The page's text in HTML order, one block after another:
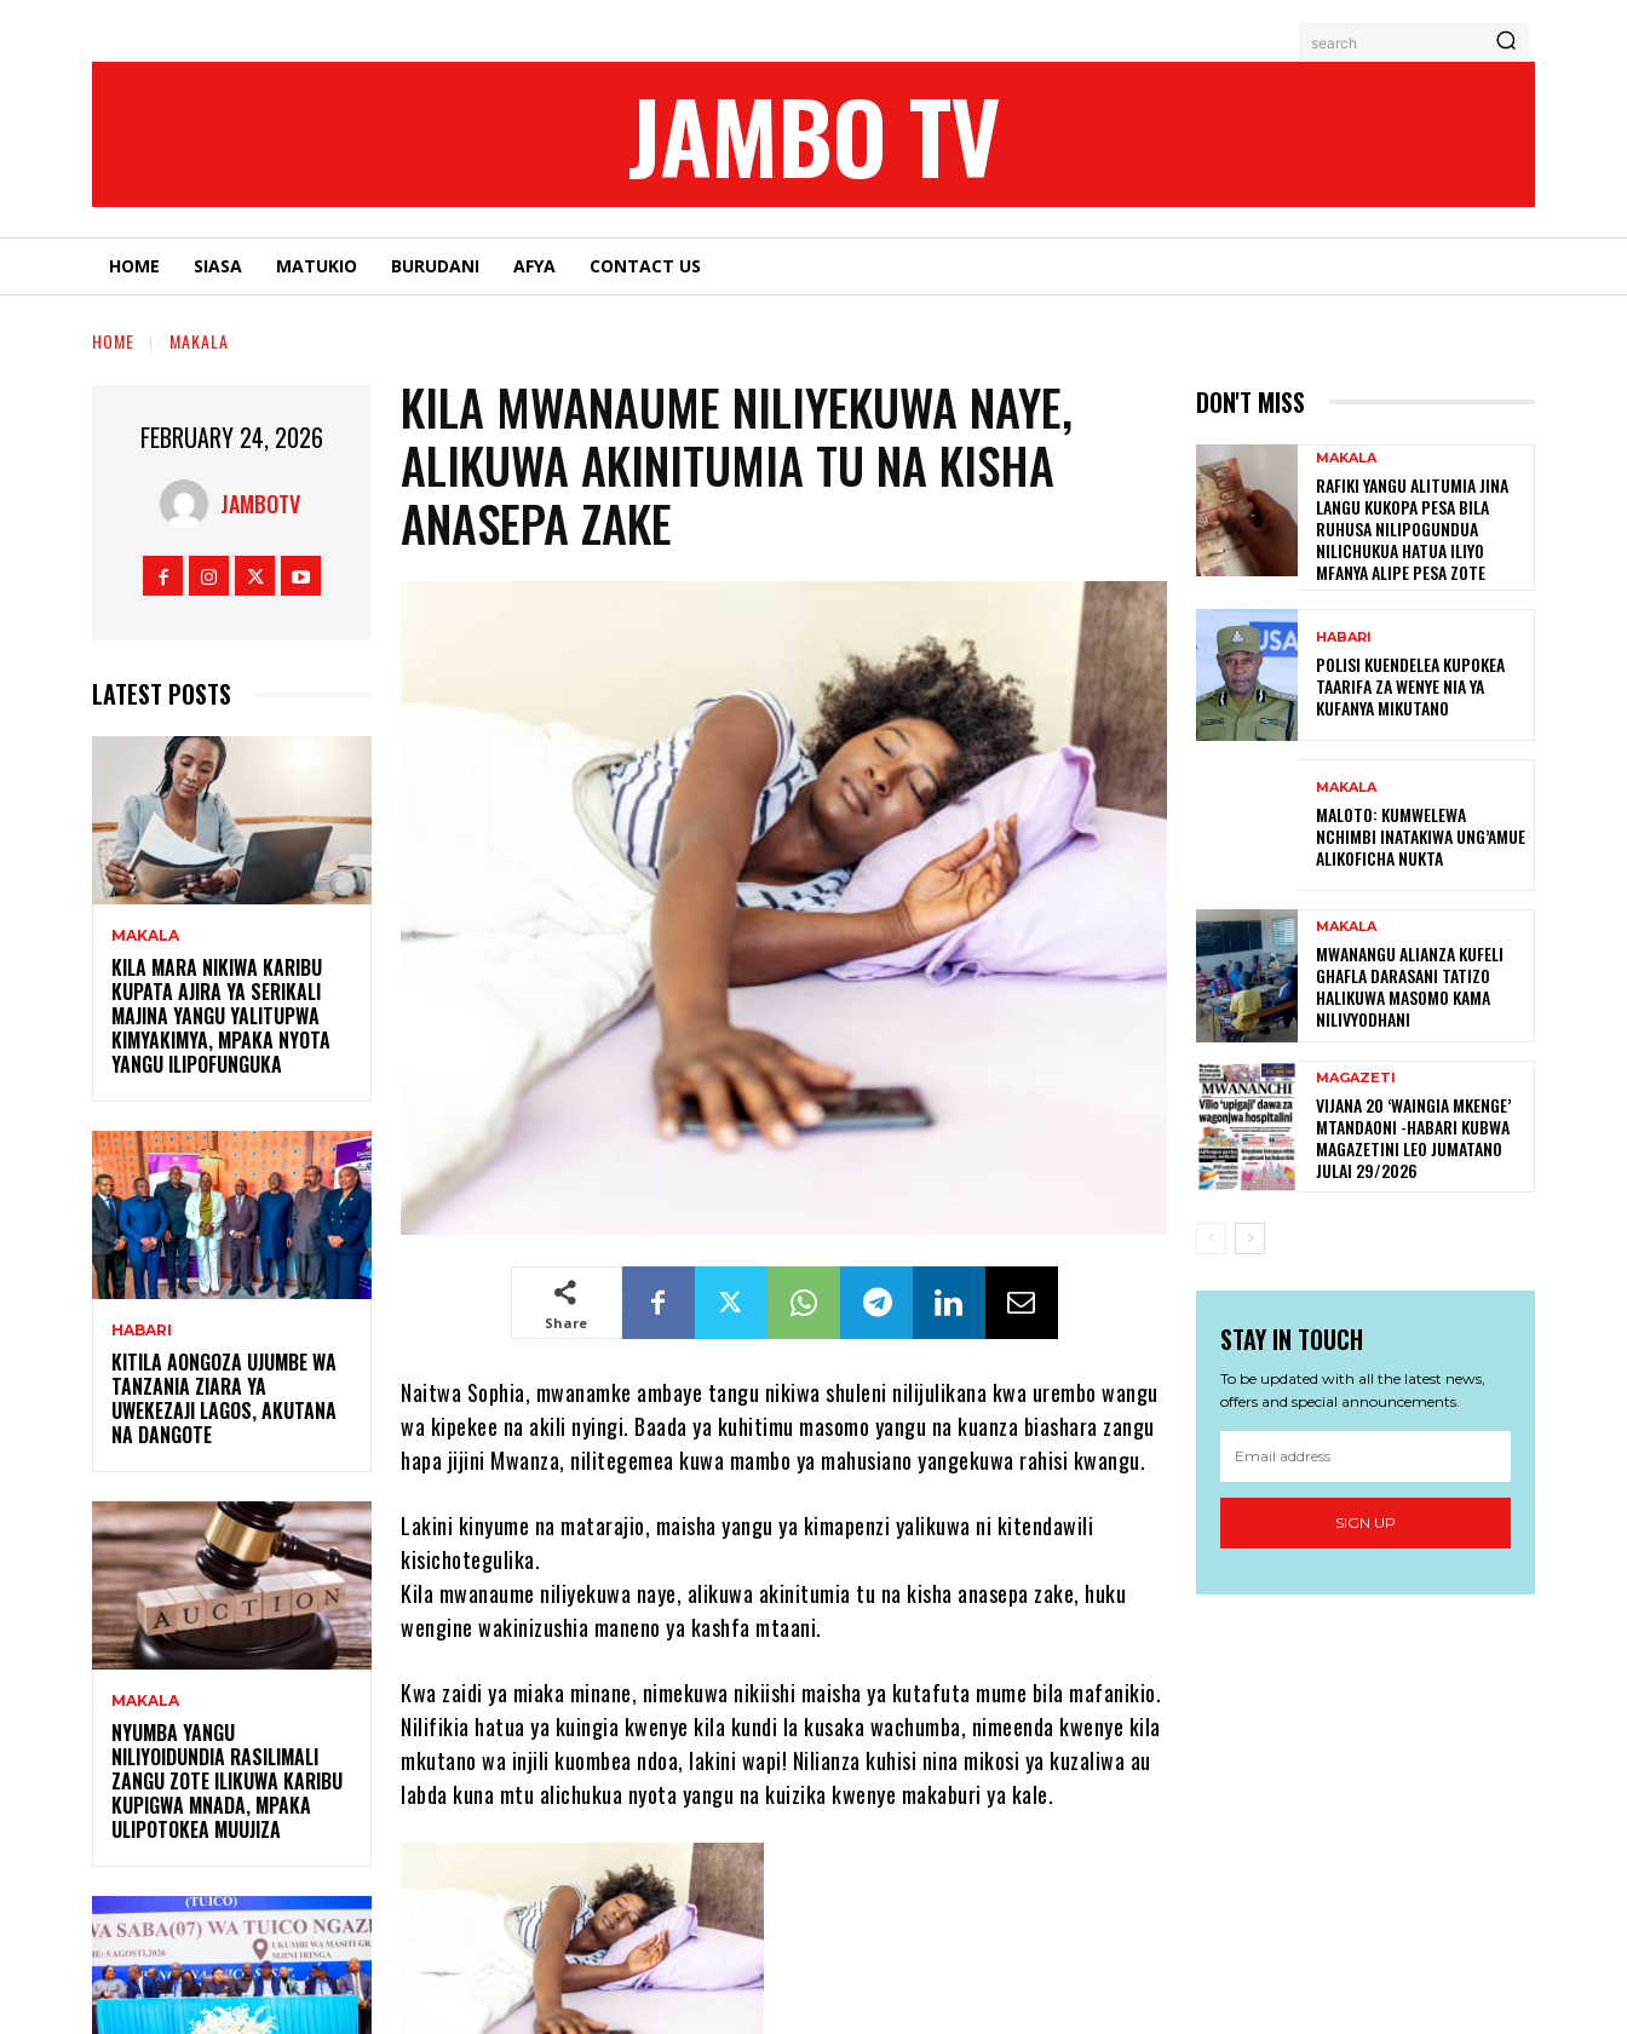
search
JAMBO TV
HOME SIASA MATUKIO BURUDANI AFYA CONTACT US
HOME MAKALA
FEBRUARY 24, 2026
JAMBOTV
LATEST POSTS
MAKALA
KILA MARA NIKIWA KARIBU
KUPATA AJIRA YA SERIKALI
MAJINA YANGU YALITUPWA
KIMYAKIMYA, MPAKA NYOTA
YANGU ILIPOFUNGUKA
HABARI
KITILA AONGOZA UJUMBE WA
TANZANIA ZIARA YA
UWEKEZAJI LAGOS, AKUTANA
NA DANGOTE
MAKALA
NYUMBA YANGU
NILIYOIDUNDIA RASILIMALI
ZANGU ZOTE ILIKUWA KARIBU
KUPIGWA MNADA, MPAKA
ULIPOTOKEA MUUJIZA
KILA MWANAUME NILIYEKUWA NAYE,
ALIKUWA AKINITUMIA TU NA KISHA
ANASEPA ZAKE
Share
Naitwa Sophia, mwanamke ambaye tangu nikiwa shuleni nilijulikana kwa urembo wangu
wa kipekee na akili nyingi. Baada ya kuhitimu masomo yangu na kuanza biashara zangu
hapa jijini Mwanza, nilitegemea kuwa mambo ya mahusiano yangekuwa rahisi kwangu.
Lakini kinyume na matarajio, maisha yangu ya kimapenzi yalikuwa ni kitendawili
kisichotegulika.
Kila mwanaume niliyekuwa naye, alikuwa akinitumia tu na kisha anasepa zake, huku
wengine wakinizushia maneno ya kashfa mtaani.
Kwa zaidi ya miaka minane, nimekuwa nikiishi maisha ya kutafuta mume bila mafanikio.
Nilifikia hatua ya kuingia kwenye kila kundi la kusaka wachumba, nimeenda kwenye kila
mkutano wa injili kuombea ndoa, lakini wapi! Nilianza kuhisi nina mikosi ya kuzaliwa au
labda kuna mtu alichukua nyota yangu na kuizika kwenye makaburi ya kale.
DON'T MISS
MAKALA
RAFIKI YANGU ALITUMIA JINA
LANGU KUKOPA PESA BILA
RUHUSA NILIPOGUNDUA
NILICHUKUA HATUA ILIYO
MFANYA ALIPE PESA ZOTE
HABARI
POLISI KUENDELEA KUPOKEA
TAARIFA ZA WENYE NIA YA
KUFANYA MIKUTANO
MAKALA
MALOTO: KUMWELEWA
NCHIMBI INATAKIWA UNG’AMUE
ALIKOFICHA NUKTA
MAKALA
MWANANGU ALIANZA KUFELI
GHAFLA DARASANI TATIZO
HALIKUWA MASOMO KAMA
NILIVYODHANI
MAGAZETI
VIJANA 20 ‘WAINGIA MKENGE’
MTANDAONI -HABARI KUBWA
MAGAZETINI LEO JUMATANO
JULAI 29/2026
STAY IN TOUCH
To be updated with all the latest news,
offers and special announcements.
SIGN UP